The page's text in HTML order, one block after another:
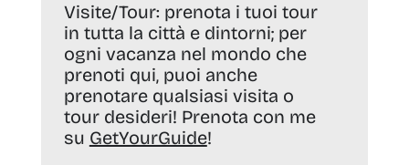
Visite/Tour: prenota i tuoi tour
in tutta la città e dintorni; per
ogni vacanza nel mondo che
prenoti qui, puoi anche
prenotare qualsiasi visita o
tour desideri! Prenota con me
su GetYourGuide!